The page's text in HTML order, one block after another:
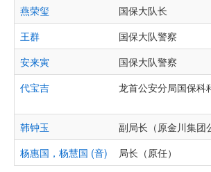
燕荣玺
国保大队长
王群
国保大队警察
安来寅
国保大队警察
代宝吉
龙首公安分局国保科
韩钟玉
副局长（原金川集团
杨惠国，杨慧国 (音)
局长（原任）